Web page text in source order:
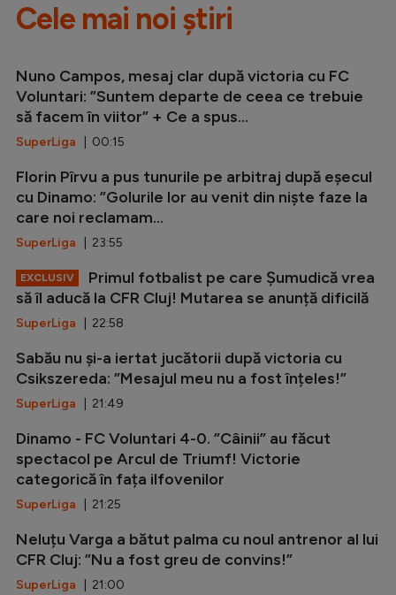
Cele mai noi știri
Nuno Campos, mesaj clar după victoria cu FC
Voluntari: ”Suntem departe de ceea ce trebuie
să facem în viitor” + Ce a spus...
SuperLiga | 00:15
Florin Pîrvu a pus tunurile pe arbitraj după eșecul
cu Dinamo: ”Golurile lor au venit din niște faze la
care noi reclamam...
SuperLiga | 23:55
EXCLUSIV
Primul fotbalist pe care Șumudică vrea
să îl aducă la CFR Cluj! Mutarea se anunță dificilă
SuperLiga | 22:58
Sabău nu și-a iertat jucătorii după victoria cu
Csikszereda: ”Mesajul meu nu a fost înțeles!”
SuperLiga | 21:49
Dinamo - FC Voluntari 4-0. ”Câinii” au făcut
spectacol pe Arcul de Triumf! Victorie
categorică în fața ilfovenilor
SuperLiga | 21:25
Neluțu Varga a bătut palma cu noul antrenor al lui
CFR Cluj: ”Nu a fost greu de convins!”
SuperLiga | 21:00